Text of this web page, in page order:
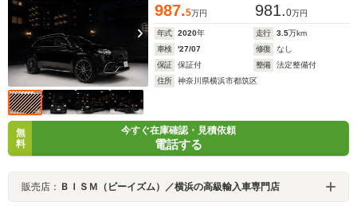
987.5万円 981.0万円
年式 2020年 走行 3.5万km
車検
'27/07 修復
なし
保証
保証付 整備
法定整備付
住所
神奈川県横浜市都筑区
無
料
今すぐ在庫確認・見積依頼
電話する
販売店： ＢＩＳＭ（ビーイズム）／横浜の高級輸入車専門店